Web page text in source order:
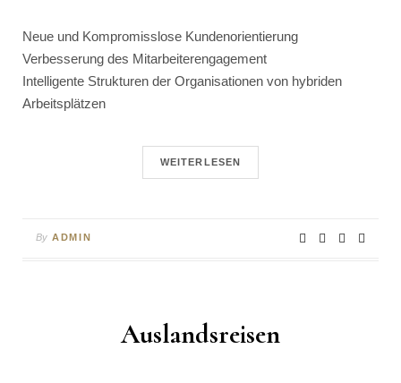
Neue und Kompromisslose Kundenorientierung
Verbesserung des Mitarbeiterengagement
Intelligente Strukturen der Organisationen von hybriden
Arbeitsplätzen
WEITERLESEN
By ADMIN
Auslandsreisen